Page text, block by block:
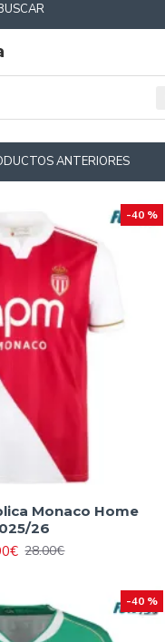
ANTERIORES
-40 %
Monaco Home
26
28.00€
-40 %